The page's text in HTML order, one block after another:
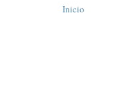
Inicio